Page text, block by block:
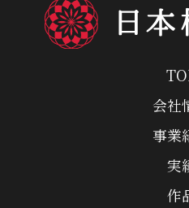
会社
事業
実
作